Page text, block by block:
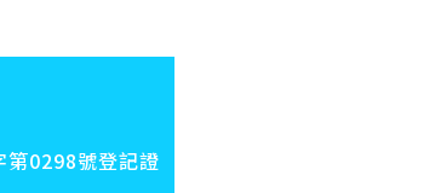
第0298號登記證